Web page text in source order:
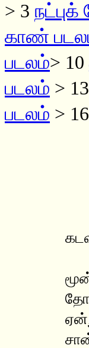
> 3
காண்
படலம்> 10
படலம் > 13
படலம் > 16